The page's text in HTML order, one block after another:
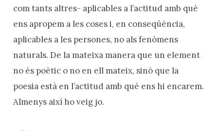
com tants altres- aplicables a l’actitud amb què
ens apropem a les coses i, en conseqüència,
aplicables a les persones, no als fenòmens
naturals. De la mateixa manera que un element
no és poètic o no en ell mateix, sinó que la
poesia està en l’actitud amb què ens hi encarem.
Almenys així ho veig jo.